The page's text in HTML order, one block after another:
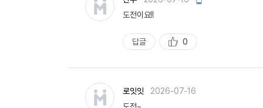
성
도전이요!!
답글
추
천
0
로잇잇
2026-07-16